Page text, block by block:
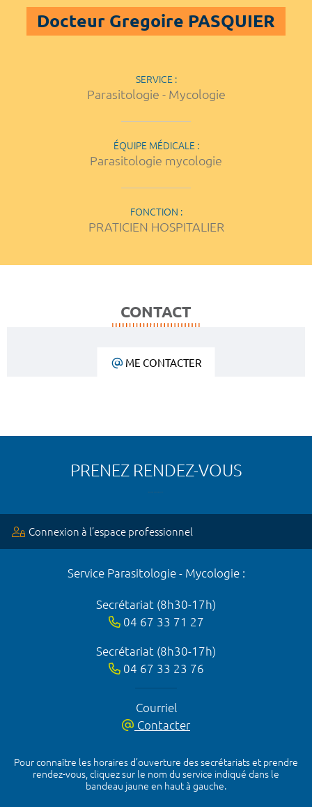
Docteur Gregoire PASQUIER
SERVICE :
Parasitologie - Mycologie
ÉQUIPE MÉDICALE :
Parasitologie mycologie
FONCTION :
PRATICIEN HOSPITALIER
CONTACT
ME CONTACTER
PRENEZ RENDEZ-VOUS
Connexion à l’espace professionnel
Service Parasitologie - Mycologie :
Secrétariat (8h30-17h)
04 67 33 71 27
Secrétariat (8h30-17h)
04 67 33 23 76
Courriel
Contacter
Pour connaître les horaires d’ouverture des secrétariats et prendre
rendez-vous, cliquez sur le nom du service indiqué dans le
bandeau jaune en haut à gauche.